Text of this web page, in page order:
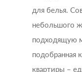
для белья.
небольшого
подходящую
подобранная
квартиры –